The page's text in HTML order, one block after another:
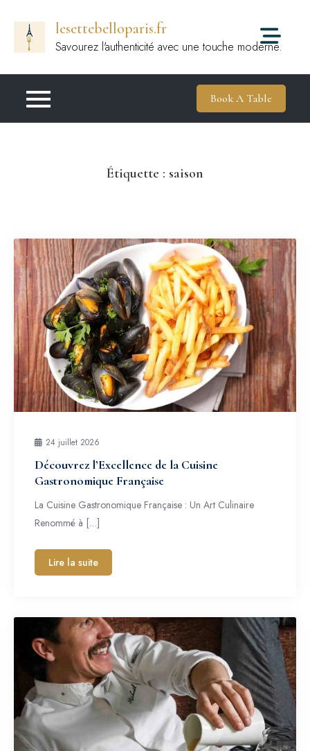
contenu
lesettebelloparis.fr
Savourez l'authenticité avec une touche moderne.
Book A Table
Étiquette : saison
24 juillet 2026
Découvrez l’Excellence de la Cuisine
Gastronomique Française
La Cuisine Gastronomique Française : Un Art Culinaire
Renommé à […]
Lire la suite